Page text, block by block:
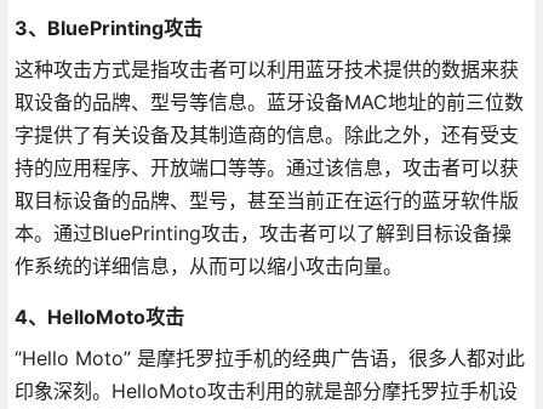
3、BluePrinting攻击
这种攻击方式是指攻击者可以利用蓝牙技术提供的数据来获
取设备的品牌、型号等信息。蓝牙设备MAC地址的前三位数
字提供了有关设备及其制造商的信息。除此之外，还有受支
持的应用程序、开放端口等等。通过该信息，攻击者可以获
取目标设备的品牌、型号，甚至当前正在运行的蓝牙软件版
本。通过BluePrinting攻击，攻击者可以了解到目标设备操
作系统的详细信息，从而可以缩小攻击向量。
4、HelloMoto攻击
“Hello Moto” 是摩托罗拉手机的经典广告语，很多人都对此
印象深刻。HelloMoto攻击利用的就是部分摩托罗拉手机设